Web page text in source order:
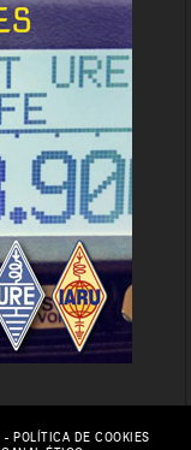
- POLÍTICA DE COOKIES